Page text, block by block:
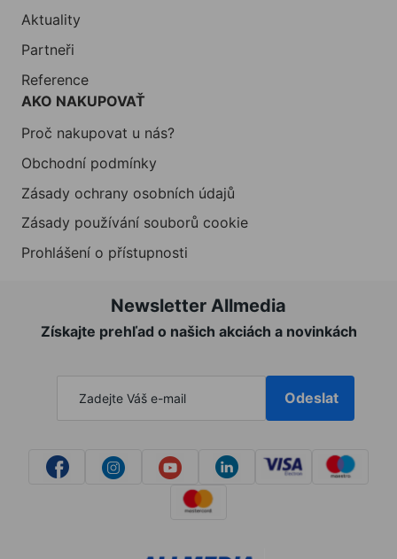
Aktuality
Partneři
Reference
AKO NAKUPOVAŤ
Proč nakupovat u nás?
Obchodní podmínky
Zásady ochrany osobních údajů
Zásady používání souborů cookie
Prohlášení o přístupnosti
Newsletter Allmedia
Získajte prehľad o našich akciách a novinkách
Odeslat